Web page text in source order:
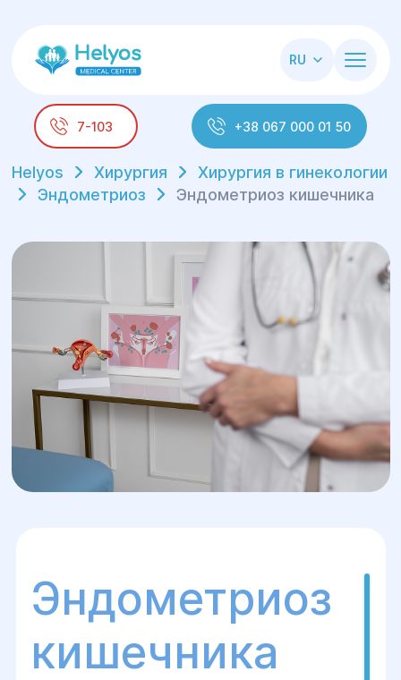
RU
7-103 +38 067 000 01 50
Helyos Хирургия
Хирургия в гинекологии
Эндометриоз
Эндометриоз кишечника
Эндометриоз
кишечника